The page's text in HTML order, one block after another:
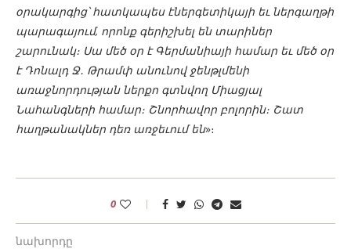
օրակարգից՝ հատկապես էներգետիկայի եւ ներգաղթի
պարագայում, որոնք գերիշխել են տարիներ
շարունակ։ Սա մեծ օր է Գերմանիայի համար եւ մեծ օր
է Դոնալդ Ջ․ Թրամփ անունով ջենթլմենի
առաջնորդության ներքո գտնվող Միացյալ
Նահանգների համար։ Շնորհավոր բոլորին։ Շատ
հաղթանակներ դեռ առջեւում են»։
0
նախորդը